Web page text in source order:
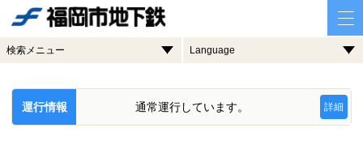
検索メニュー Language
運行情報 通常運行しています。 詳細